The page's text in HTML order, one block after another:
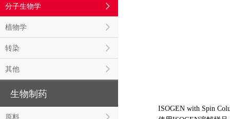
分子生物学
植物学
转染
其他
生物制药
原料
ISOGEN with Spin